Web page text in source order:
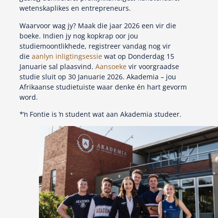
wetenskaplikes en entrepreneurs.
Waarvoor wag jy? Maak die jaar 2026 een vir die
boeke. Indien jy nog kopkrap oor jou
studiemoontlikhede, registreer vandag nog vir
die aanlyn inligtingsessie wat op Donderdag 15
Januarie sal plaasvind. Aansoeke vir voorgraadse
studie sluit op 30 Januarie 2026. Akademia – jou
Afrikaanse studietuiste waar denke én hart gevorm
word.
*ŉ Fontie is ŉ student wat aan Akademia studeer.